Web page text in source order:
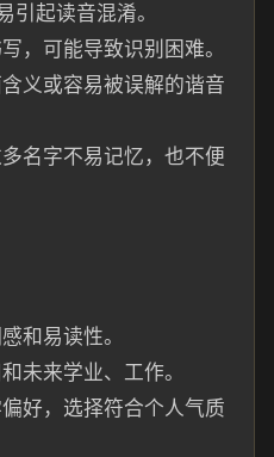
引起读音混淆。
，可能导致识别困难。
义或容易被误解的谐音
名字不易记忆，也不便
和易读性。
未来学业、工作。
好，选择符合个人气质